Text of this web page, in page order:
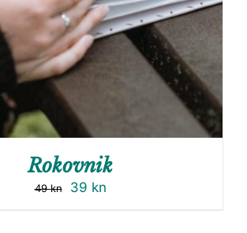
Rokovnik
49kn 39 kn